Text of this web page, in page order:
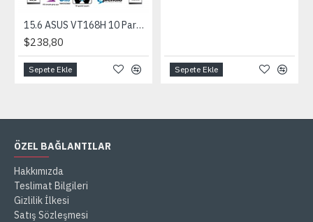
15.6 ASUS VT168H 10 Parmak Dokunmatik HDMI 1366x768 3YIL VGA VESA EyeCar
$238,80
Sepete Ekle Sepete Ekle
ÖZEL BAĞLANTILAR
Hakkımızda
Teslimat Bilgileri
Gizlilik İlkesi
Satış Sözleşmesi